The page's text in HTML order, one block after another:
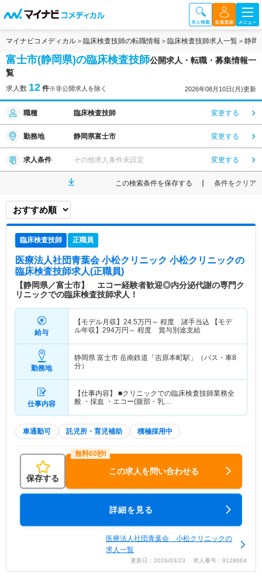
マイナビコメディカル 臨床検査技師の転職情報 臨床検査技師求人一覧 静岡
富士市(静岡県)の臨床検査技師公開求人・転職・募集情報一
覧
求人数 12 件※非公開求人を除く 2026年08月10日(月)更新
職種 臨床検査技師 変更する
勤務地 静岡県富士市 変更する
求人条件 その他求人条件未設定 変更する
この検索条件を保存する 条件をクリア
臨床検査技師 正職員
医療法人社団青葉会 小松クリニック 小松クリニックの
臨床検査技師求人(正職員)
【静岡県／富士市】 エコー経験者歓迎◎内分泌代謝の専門ク
リニックでの臨床検査技師求人！
給与
【モデル月収】 24.5万円～ 程度 諸手当込 【モデ
ル年収】 294万円～ 程度 賞与別途支給
勤務地
静岡県 富士市 岳南鉄道「吉原本町駅」（バス・車8
分）
仕事内容
【仕事内容】 ■クリニックでの臨床検査技師業務全
般 ・採血 ・エコー(腹部・乳…
車通勤可 託児所・育児補助 積極採用中
保存する
この求人を問い合わせる
詳細を見る
医療法人社団青葉会 小松クリニックの
求人一覧
更新日：2026/03/23 求人番号：9128664